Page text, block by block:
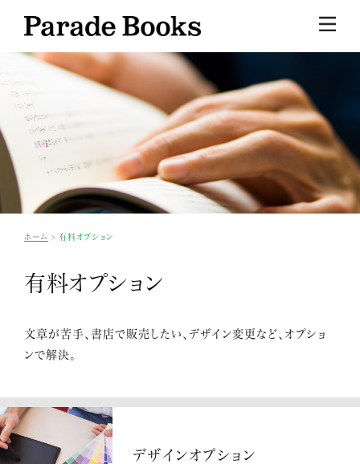
ホーム 有料オプション
有料オプション
文章が苦手、書店で販売したい、デザイン変更など、オプショ
ンで解決。
デザインオプション